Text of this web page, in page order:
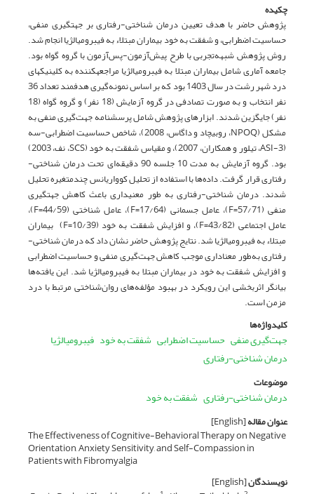
چکیده
پژوهش حاضر با هدف تعیین درمان شناختی-رفتاری بر جهت­گیری منفی،
حساسیت اضطرابی، و شفقت به خود بیماران مبتلاء به فیبرومیالژیا انجام شد.
روش پژوهش شبهه‌تجربی با طرح پیش‌آزمون-پس‌آزمون با گروه گواه بود.
جامعه آماری شامل بیماران مبتلا به فیبرومیالژیا مراجعه­کننده به کلینیک­های
درد شهر رشت در سال 1403 بود که بر اساس نمونه‌گیری هدفمند تعداد 36
نفر انتخاب و به صورت تصادفی در گروه آزمایش (18 نفر) و گروه گواه (18
نفر) جایگزین شدند. ابزارهای پژوهش شامل پرسشنامه جهت‌گیری منفی به
مشکل (NPOQ، روبیچاد و داگاس، 2008)، شاخص حساسیت اضطرابی-سه
(ASI-3، تیلور و همکاران، 2007)، و مقیاس شفقت به خود (SCS، نف، 2003)
بود. گروه آزمایش به مدت 10 جلسه 90 دقیقه‌ای تحت درمان شناختی-
رفتاری قرار گرفت. داده‌ها با استفاده از تحلیل کوواریانس چندمتغیره تحلیل
شدند. درمان شناختی-رفتاری به طور معنی­داری باعث کاهش جهت­گیری
منفی (57/71=F)، عامل جسمانی (17/64=F)، عامل شناختی (44/59=F)،
عامل اجتماعی (43/82=F)، و افزایش شفقت به خود (10/39=F) بیماران
مبتلاء به فیبرومیالژیا شد. نتایج پژوهش حاضر نشان داد که درمان شناختی-
رفتاری به‌طور معناداری موجب کاهش جهت‌گیری منفی و حساسیت اضطرابی
و افزایش شفقت به خود در بیماران مبتلا به فیبرومیالژیا شد. این یافته‌ها
بیانگر اثربخشی این رویکرد در بهبود مؤلفه‌های روان‌شناختی مرتبط با درد
مزمن است.
کلیدواژه‌ها
جهت‌گیری منفی حساسیت اضطرابی شفقت به خود فیبرومیالژیا
درمان شناختی-رفتاری
موضوعات
درمان شناختی-رفتاری شفقت به خود
عنوان مقاله[English]
The Effectiveness of Cognitive-Behavioral Therapy on Negative
Orientation, Anxiety Sensitivity, and Self-Compassion in
Patients with Fibromyalgia
نویسندگان[English]